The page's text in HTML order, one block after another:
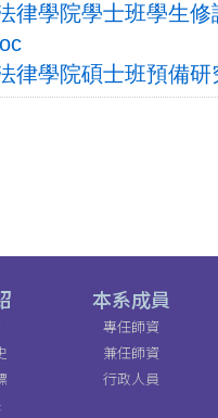
律學院學士班學生
律學院碩士班預備
本系成員
專任師資
兼任師資
行政人員